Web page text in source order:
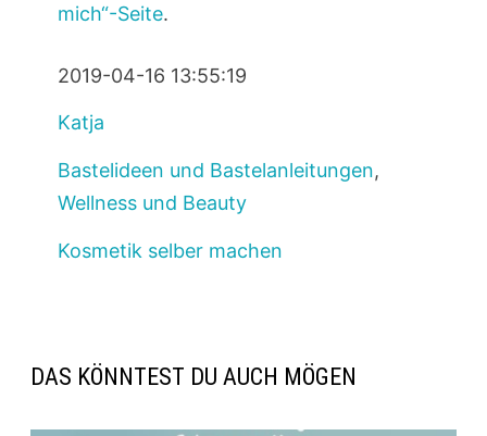
mich“-Seite.
2019-04-16 13:55:19
Katja
Bastelideen und Bastelanleitungen,
Wellness und Beauty
Kosmetik selber machen
DAS KÖNNTEST DU AUCH MÖGEN